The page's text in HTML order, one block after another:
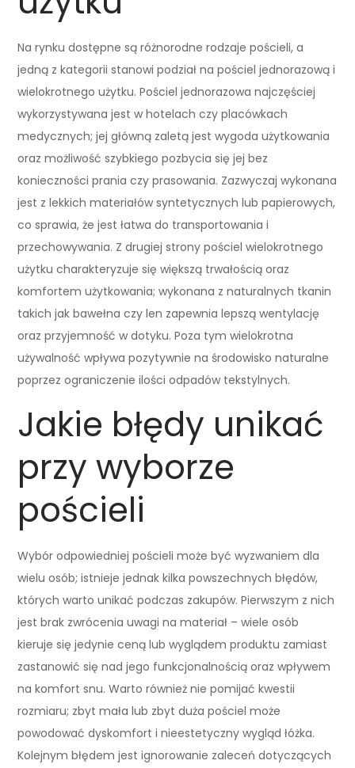
Na rynku dostępne są różnorodne rodzaje pościeli, a
jedną z kategorii stanowi podział na pościel jednorazową i
wielokrotnego użytku. Pościel jednorazowa najczęściej
wykorzystywana jest w hotelach czy placówkach
medycznych; jej główną zaletą jest wygoda użytkowania
oraz możliwość szybkiego pozbycia się jej bez
konieczności prania czy prasowania. Zazwyczaj wykonana
jest z lekkich materiałów syntetycznych lub papierowych,
co sprawia, że jest łatwa do transportowania i
przechowywania. Z drugiej strony pościel wielokrotnego
użytku charakteryzuje się większą trwałością oraz
komfortem użytkowania; wykonana z naturalnych tkanin
takich jak bawełna czy len zapewnia lepszą wentylację
oraz przyjemność w dotyku. Poza tym wielokrotna
używalność wpływa pozytywnie na środowisko naturalne
poprzez ograniczenie ilości odpadów tekstylnych.
Jakie błędy unikać
przy wyborze
pościeli
Wybór odpowiedniej pościeli może być wyzwaniem dla
wielu osób; istnieje jednak kilka powszechnych błędów,
których warto unikać podczas zakupów. Pierwszym z nich
jest brak zwrócenia uwagi na materiał – wiele osób
kieruje się jedynie ceną lub wyglądem produktu zamiast
zastanowić się nad jego funkcjonalnością oraz wpływem
na komfort snu. Warto również nie pomijać kwestii
rozmiaru; zbyt mała lub zbyt duża pościel może
powodować dyskomfort i nieestetyczny wygląd łóżka.
Kolejnym błędem jest ignorowanie zaleceń dotyczących